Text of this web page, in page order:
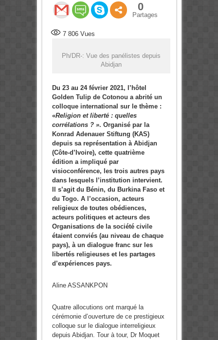
0
Partages
7 806Vues
Ph/DR-: Vue des panélistes depuis
Abidjan
Du 23 au 24 février 2021, l’hôtel
Golden Tulip de Cotonou a abrité un
colloque international sur le thème :
«Religion et liberté : quelles
corrélations ? ». Organisé par la
Konrad Adenauer Stiftung (KAS)
depuis sa représentation à Abidjan
(Côte-d’Ivoire), cette quatrième
édition a impliqué par
visioconférence, les trois autres pays
dans lesquels l’institution intervient.
Il s’agit du Bénin, du Burkina Faso et
du Togo. A l’occasion, acteurs
religieux de toutes obédiences,
acteurs politiques et acteurs des
Organisations de la société civile
étaient conviés (au niveau de chaque
pays), à un dialogue franc sur les
libertés religieuses et les partages
d’expériences pays.
Aline ASSANKPON
Quatre allocutions ont marqué la
cérémonie d’ouverture de ce prestigieux
colloque sur le dialogue interreligieux
depuis Abidjan. Tour à tour, Dr Moquet